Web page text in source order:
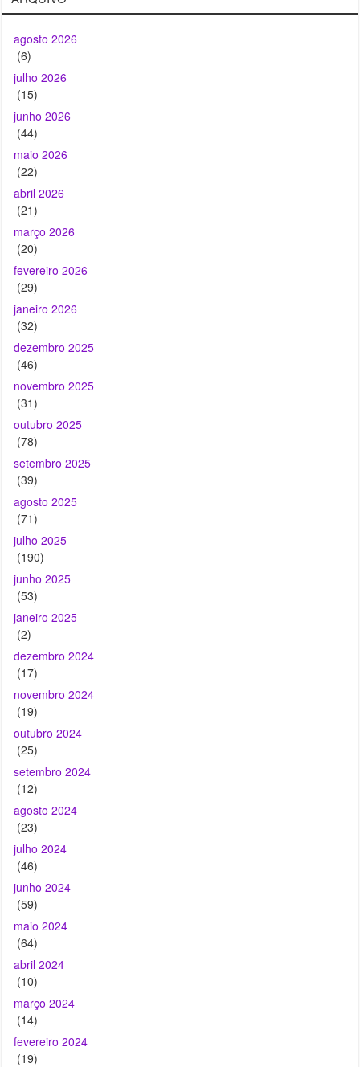
julho 2026
junho 2026
(44)
maio 2026
(22)
abril 2026
(21)
março 2026
(20)
fevereiro 2026
(29)
janeiro 2026
(32)
dezembro 2025
(46)
novembro 2025
(31)
outubro 2025
(78)
setembro 2025
(39)
agosto 2025
(71)
julho 2025
(190)
junho 2025
(53)
janeiro 2025
(2)
dezembro 2024
(17)
novembro 2024
(19)
outubro 2024
(25)
setembro 2024
(12)
agosto 2024
(23)
julho 2024
(46)
junho 2024
(59)
maio 2024
(64)
abril 2024
(10)
março 2024
(14)
fevereiro 2024
(19)
janeiro 2024
(10)
dezembro 2023